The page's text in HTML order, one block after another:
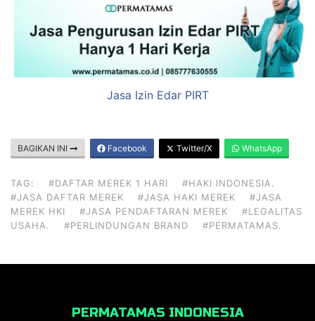
Jasa Izin Edar PIRT
BAGIKAN INI Facebook Twitter/X WhatsApp
TAG: #DAFTAR MEREK 1 HARI
#HAKI INDONESIA.
#JASA DAFTAR MEREK
#JASA HAKI MEREK
#JASA
MEREK HKI
#JASA PENDAFTARAN MEREK
#LEGALITAS
USAHA.
#PERLINDUNGAN BRAND #PERMATAMAS.
PERMATAMAS INDONESIA